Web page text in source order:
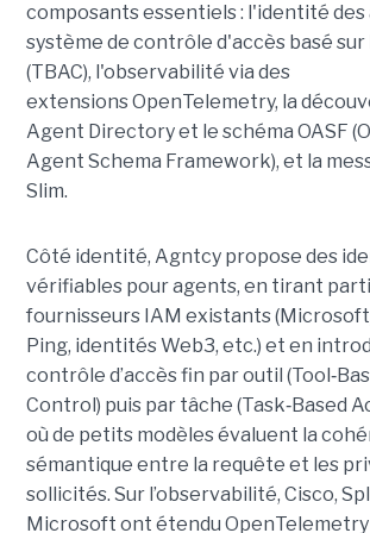
composants essentiels : l'identité des
système de contrôle d'accès basé
(TBAC), l'observabilité via des
extensions OpenTelemetry, la
Agent Directory et le schéma OASF
Agent Schema Framework), et la
Slim.
Côté identité, Agntcy propose des
vérifiables pour agents, en tirant
fournisseurs IAM existants
Ping, identités Web3, etc.) et en
contrôle d’accès fin par outil
Control) puis par tâche (Task‑Based
où de petits modèles évaluent la
sémantique entre la requête et les
sollicités. Sur l’observabilité, Cisco,
Microsoft ont étendu OpenTelemetry